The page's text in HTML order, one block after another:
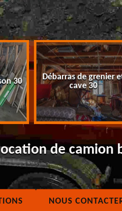
30
Débarras de grenier
cave 30
de camion
NOUS